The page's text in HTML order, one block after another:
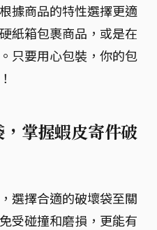
據商品的特性選擇更適
紙箱包裹商品，或是在
只要用心包裝，你的包
掌握蝦皮寄件破
選擇合適的破壞袋至關
受碰撞和磨損，更能有